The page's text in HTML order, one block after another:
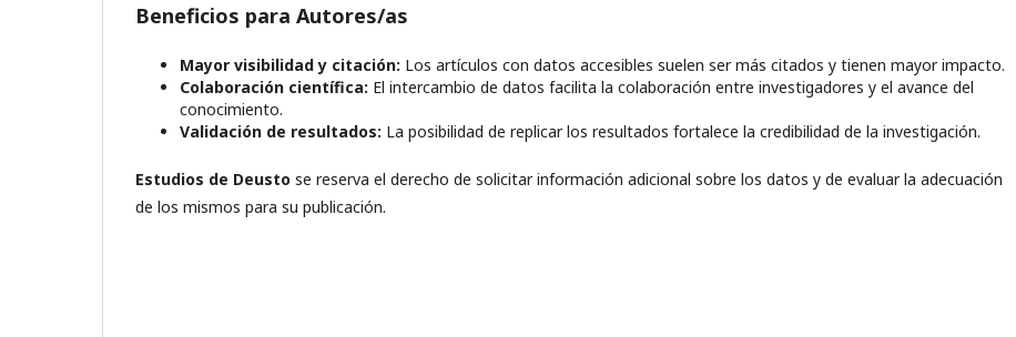
Beneficios para Autores/as
Mayor visibilidad y citación: Los artículos con datos accesibles suelen ser más citados y tienen mayor impacto.
Colaboración científica: El intercambio de datos facilita la colaboración entre investigadores y el avance del
conocimiento.
Validación de resultados: La posibilidad de replicar los resultados fortalece la credibilidad de la investigación.
Estudios de Deusto se reserva el derecho de solicitar información adicional sobre los datos y de evaluar la adecuación
de los mismos para su publicación.